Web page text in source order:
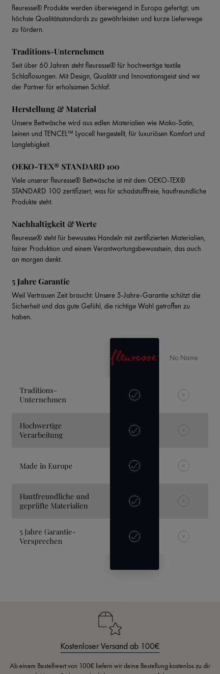
No Name
Traditions-
Unternehmen
Hochwertige
Verarbeitung
Made in Europe
Hautfreundliche und
geprüfte Materialien
5 Jahre Garantie-
Versprechen
fleuresse® Produkte werden überwiegend in Europa gefertigt, um
höchste Qualitätsstandards zu gewährleisten und kurze Lieferwege
zu fördern.
Traditions-Unternehmen
Seit über 60 Jahren steht fleuresse® für hochwertige textile
Schlaflosungen. Mit Design, Qualität und Innovationsgeist sind wir
der Partner für erholsamen Schlaf.
Herstellung & Material
Unsere Bettwäsche wird aus edlen Materialien wie Mako-Satin,
Leinen und TENCEL™ Lyocell hergestellt, für luxuriösen Komfort und
Langlebigkeit.
OEKO-TEX® STANDARD 100
Viele unserer fleuresse® Bettwäsche ist mit dem OEKO-TEX®
STANDARD 100 zertifiziert, was für schadstofffreie, hautfreundliche
Produkte steht.
Nachhaltigkeit & Werte
fleuresse® steht für bewusstes Handeln mit zertifizierten Materialien,
fairer Produktion und einem Verantwortungsbewusstsein, das auch
an morgen denkt.
5 Jahre Garantie
Weil Vertrauen Zeit braucht: Unsere 5-Jahre-Garantie schützt die
Sicherheit und das gute Gefühl, die richtige Wahl getroffen zu
haben.
Kostenloser Versand ab 100€
Ab einem Bestellwert von 100€ liefern wir deine Bestellung kostenlos zu dir